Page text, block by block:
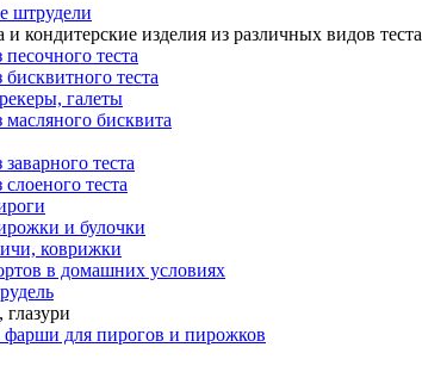
штрудели
кондитерские изделия из различных видов теста
теста
теста
галеты
масляного бисквита
теста
теста
и булочки
коврижки
в домашних условиях
для пирогов и пирожков